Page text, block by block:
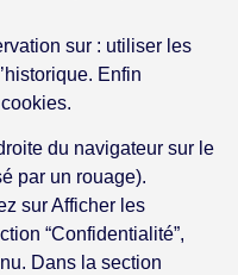
sur : utiliser les
Enfin
du navigateur sur le
par un rouage).
sur Afficher les
“Confidentialité”,
Dans la section